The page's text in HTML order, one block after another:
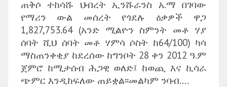
ጠቅሶ ተከሳሹ ህብረት ኢንሹራንስ አ.ማ በገባው
የማሪን ውል መሰረት የጎደሉ ዕቃዎች ዋጋ
1,827,753.64 (አንድ ሚልዮን ስምንት መቶ ሃያ
ሰባት ሺህ ሰባት መቶ ሃምሳ ሶስት ከ64/100) ካሳ
ማስጠንቀቂያ ከደረሰው ከግንቦት 28 ቀን 2012 ዓ.ም
ጀምሮ ከሚታሰብ ሕጋዊ ወለድ፤ ከወጪ እና ኪሳራ
ጭምር እንዲከፍለው ጠይቋል፡፡መልካም ንባብ….